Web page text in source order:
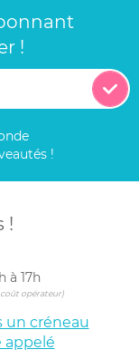
!
!
!
à 17h
coût opérateur)
un créneau
appelé